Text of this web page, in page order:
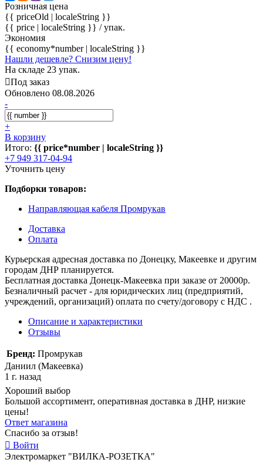
Розничная цена
{{ priceOld | localeString }}
{{ price | localeString }} / упак.
Экономия
{{ economy*number | localeString }}
Нашли дешевле? Снизим цену!
На складе 23 упак.
Под заказ
Обновлено 08.08.2026
-
+
В корзину
Итого: {{ price*number | localeString }}
+7 949 317-04-94
Уточнить цену
Подборки товаров:
Направляющая кабеля Промрукав
Доставка
Оплата
Курьерская адресная доставка по Донецку, Макеевке и другим
городам ДНР планируется.
Бесплатная доставка Донецк-Макеевка при заказе от 20000р.
Безналичный расчет - для юридических лиц (предприятий,
учреждений, организаций) оплата по счету/договору с НДС .
Описание и характеристики
Отзывы
Бренд: Промрукав
Даниил (Макеевка)
1 г. назад
Хороший выбор
Большой ассортимент, оперативная доставка в ДНР, низкие
цены!
Ответ магазина
Спасибо за отзыв!
Войти
Электромаркет "ВИЛКА-РОЗЕТКА"